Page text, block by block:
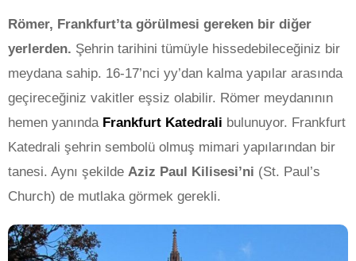
Römer, Frankfurt’ta görülmesi gereken bir diğer
yerlerden. Şehrin tarihini tümüyle hissedebileceğiniz bir
meydana sahip. 16-17’nci yy’dan kalma yapılar arasında
geçireceğiniz vakitler eşsiz olabilir. Römer meydanının
hemen yanında Frankfurt Katedrali bulunuyor. Frankfurt
Katedrali şehrin sembolü olmuş mimari yapılarından bir
tanesi. Aynı şekilde Aziz Paul Kilisesi’ni (St. Paul’s
Church) de mutlaka görmek gerekli.